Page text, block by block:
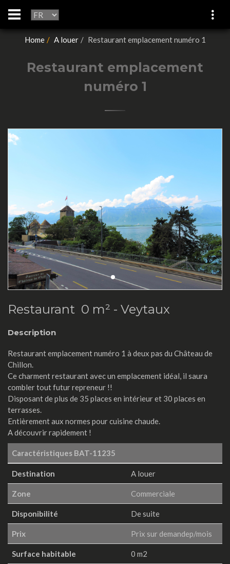
Home A louer Restaurant emplacement numéro 1
Restaurant emplacement
numéro 1
Restaurant 0 m² - Veytaux
Description
Restaurant emplacement numéro 1 à deux pas du Château de
Chillon.
Ce charment restaurant avec un emplacement idéal, il saura
combler tout futur repreneur !!
Disposant de plus de 35 places en intérieur et 30 places en
terrasses.
Entièrement aux normes pour cuisine chaude.
A découvrir rapidement !
Caractéristiques BAT-11235
Destination A louer
Zone Commerciale
Disponibilité De suite
Prix Prix sur demandep/mois
Surface habitable 0 m2